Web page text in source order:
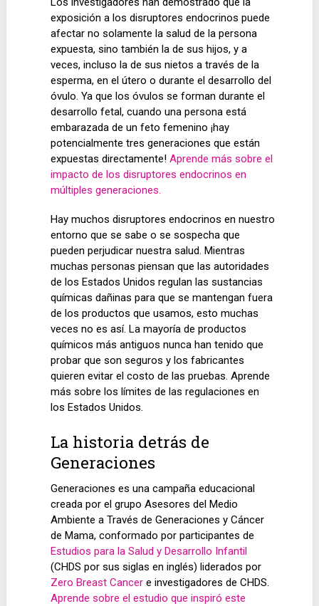
exposición a los disruptores endocrinos puede
afectar no solamente la salud de la persona
expuesta, sino también la de sus hijos, y a
veces, incluso la de sus nietos a través de la
esperma, en el útero o durante el desarrollo del
óvulo. Ya que los óvulos se forman durante el
desarrollo fetal, cuando una persona está
embarazada de un feto femenino ¡hay
potencialmente tres generaciones que están
expuestas directamente!Aprende más sobre el
impacto de los disruptores endocrinos en
múltiples generaciones.
Hay muchos disruptores endocrinos en nuestro
entorno que se sabe o se sospecha que
pueden perjudicar nuestra salud. Mientras
muchas personas piensan que las autoridades
de los Estados Unidos regulan las sustancias
químicas dañinas para que se mantengan fuera
de los productos que usamos, esto muchas
veces no es así. La mayoría de productos
químicos más antiguos nunca han tenido que
probar que son seguros y los fabricantes
quieren evitar el costo de las pruebas. Aprende
más sobre los límites de las regulaciones en
los Estados Unidos.
La historia detrás de
Generaciones
Generaciones es una campaña educacional
creada por el grupo Asesores del Medio
Ambiente a Través de Generaciones y Cáncer
de Mama, conformado por participantes de
Estudios para la Salud y Desarrollo Infantil
(CHDS por sus siglas en inglés) liderados por
Zero Breast Cancer e investigadores de CHDS.
Aprende sobre el estudio que inspiró este